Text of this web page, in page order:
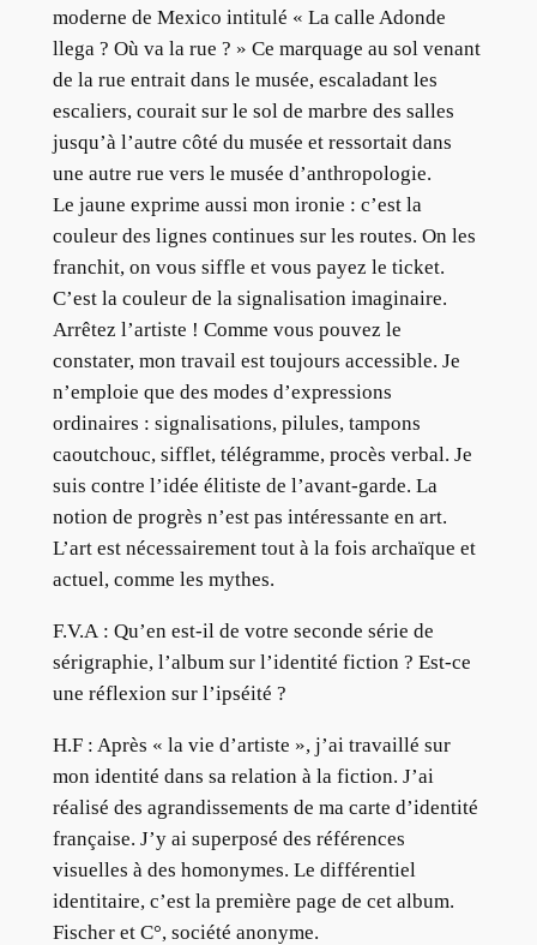
moderne de Mexico intitulé « La calle Adonde
llega ? Où va la rue ? » Ce marquage au sol venant
de la rue entrait dans le musée, escaladant les
escaliers, courait sur le sol de marbre des salles
jusqu’à l’autre côté du musée et ressortait dans
une autre rue vers le musée d’anthropologie.
Le jaune exprime aussi mon ironie : c’est la
couleur des lignes continues sur les routes. On les
franchit, on vous siffle et vous payez le ticket.
C’est la couleur de la signalisation imaginaire.
Arrêtez l’artiste ! Comme vous pouvez le
constater, mon travail est toujours accessible. Je
n’emploie que des modes d’expressions
ordinaires : signalisations, pilules, tampons
caoutchouc, sifflet, télégramme, procès verbal. Je
suis contre l’idée élitiste de l’avant-garde. La
notion de progrès n’est pas intéressante en art.
L’art est nécessairement tout à la fois archaïque et
actuel, comme les mythes.
F.V.A : Qu’en est-il de votre seconde série de
sérigraphie, l’album sur l’identité fiction ? Est-ce
une réflexion sur l’ipséité ?
H.F : Après « la vie d’artiste », j’ai travaillé sur
mon identité dans sa relation à la fiction. J’ai
réalisé des agrandissements de ma carte d’identité
française. J’y ai superposé des références
visuelles à des homonymes. Le différentiel
identitaire, c’est la première page de cet album.
Fischer et C°, société anonyme.